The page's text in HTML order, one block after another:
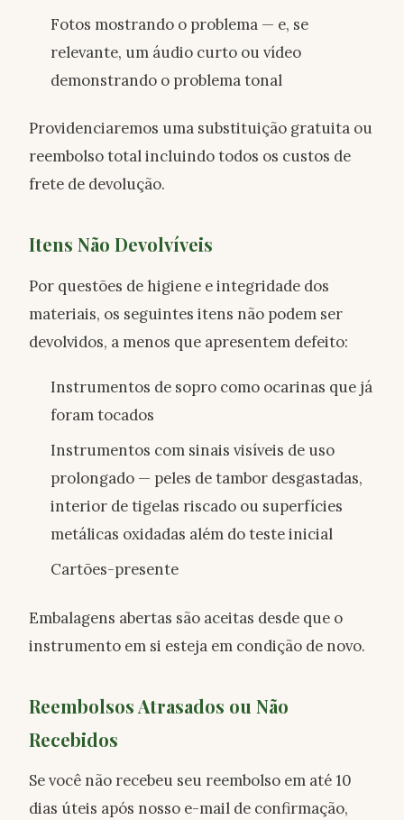
Fotos mostrando o problema — e, se
relevante, um áudio curto ou vídeo
demonstrando o problema tonal
Providenciaremos uma substituição gratuita ou
reembolso total incluindo todos os custos de
frete de devolução.
Itens Não Devolvíveis
Por questões de higiene e integridade dos
materiais, os seguintes itens não podem ser
devolvidos, a menos que apresentem defeito:
Instrumentos de sopro como ocarinas que já
foram tocados
Instrumentos com sinais visíveis de uso
prolongado — peles de tambor desgastadas,
interior de tigelas riscado ou superfícies
metálicas oxidadas além do teste inicial
Cartões-presente
Embalagens abertas são aceitas desde que o
instrumento em si esteja em condição de novo.
Reembolsos Atrasados ou Não
Recebidos
Se você não recebeu seu reembolso em até 10
dias úteis após nosso e-mail de confirmação,